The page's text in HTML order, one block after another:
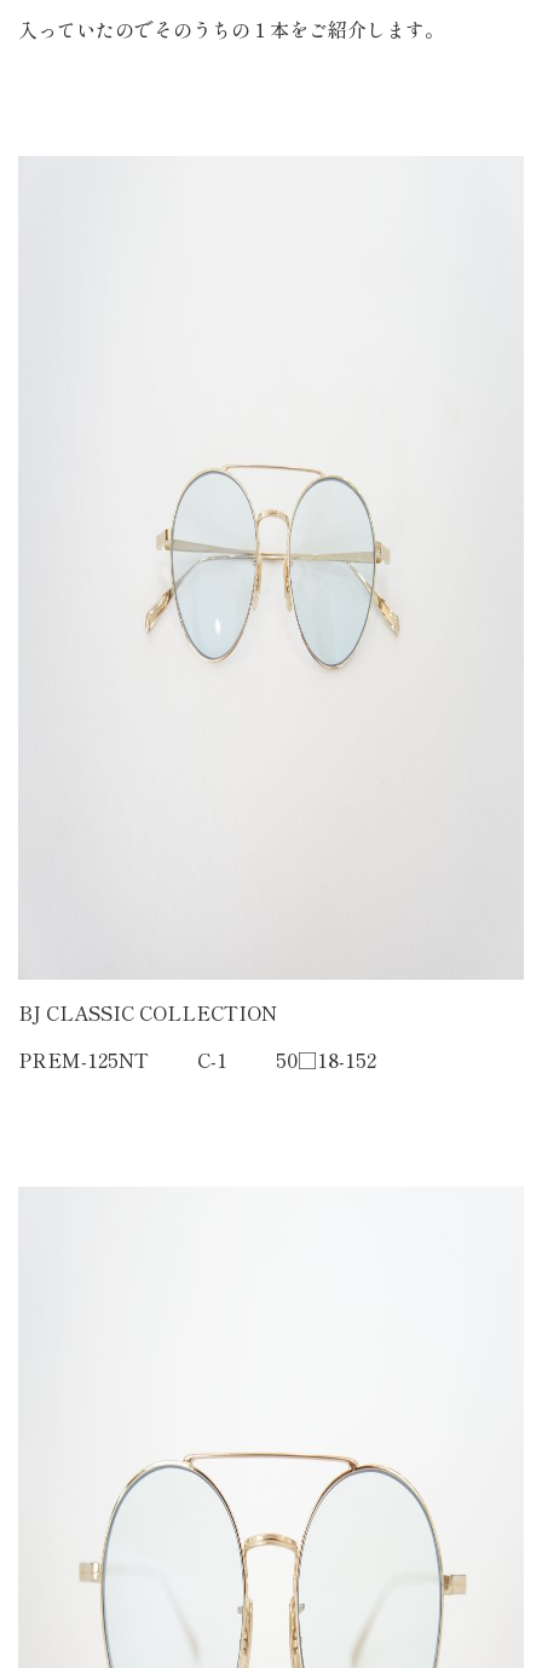
入っていたのでそのうちの１本をご紹介します。
BJ CLASSIC COLLECTION
PREM-125NT C-1 50□18-152